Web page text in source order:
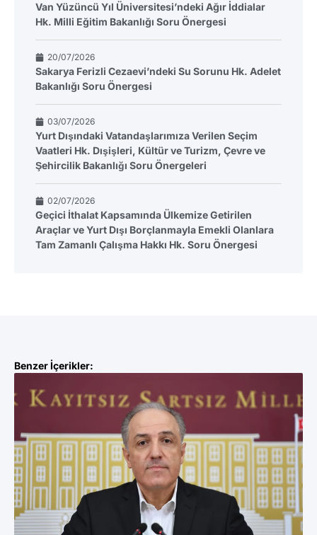
Van Yüzüncü Yıl Üniversitesi’ndeki Ağır İddialar
Hk. Milli Eğitim Bakanlığı Soru Önergesi
20/07/2026
Sakarya Ferizli Cezaevi’ndeki Su Sorunu Hk. Adelet
Bakanlığı Soru Önergesi
03/07/2026
Yurt Dışındaki Vatandaşlarımıza Verilen Seçim
Vaatleri Hk. Dışişleri, Kültür ve Turizm, Çevre ve
Şehircilik Bakanlığı Soru Önergeleri
02/07/2026
Geçici İthalat Kapsamında Ülkemize Getirilen
Araçlar ve Yurt Dışı Borçlanmayla Emekli Olanlara
Tam Zamanlı Çalışma Hakkı Hk. Soru Önergesi
Benzer İçerikler: